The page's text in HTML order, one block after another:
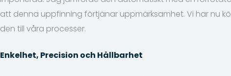
att denna uppfinning förtjänar uppmärksamhet. Vi har nu
den till våra processer.
Enkelhet, Precision och Hållbarhet